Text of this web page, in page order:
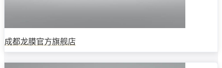
成都龙膜官方旗舰店